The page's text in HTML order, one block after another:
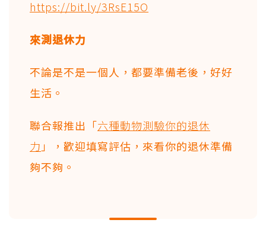
https://bit.ly/3RsE15O
來測退休力
不論是不是一個人，都要準備老後，好好
生活。
聯合報推出「六種動物測驗你的退休
力 」，歡迎填寫評估，來看你的退休準備
夠不夠。